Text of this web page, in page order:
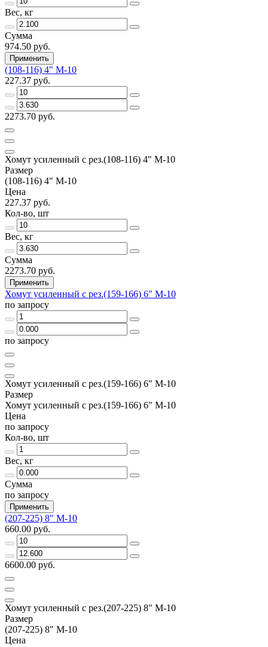
Вес, кг
Сумма
974.50 руб.
Применить
(108-116) 4" М-10
227.37 руб.
2273.70 руб.
Хомут усиленный с рез.(108-116) 4" М-10
Размер
(108-116) 4" М-10
Цена
227.37 руб.
Кол-во, шт
Вес, кг
Сумма
2273.70 руб.
Применить
Хомут усиленный с рез.(159-166) 6" М-10
по запросу
по запросу
Хомут усиленный с рез.(159-166) 6" М-10
Размер
Хомут усиленный с рез.(159-166) 6" М-10
Цена
по запросу
Кол-во, шт
Вес, кг
Сумма
по запросу
Применить
(207-225) 8" М-10
660.00 руб.
6600.00 руб.
Хомут усиленный с рез.(207-225) 8" М-10
Размер
(207-225) 8" М-10
Цена